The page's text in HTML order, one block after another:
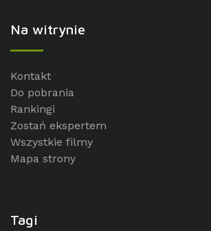
Na witrynie
Kontakt
Do pobrania
Rankingi
Zostań ekspertem
Wszystkie filmy
Mapa strony
Tagi